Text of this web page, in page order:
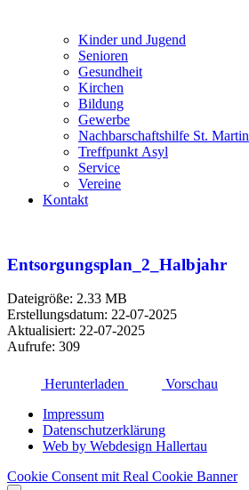
Kinder und Jugend
Senioren
Gesundheit
Kirchen
Bildung
Gewerbe
Nachbarschaftshilfe St. Martin
Treffpunkt Asyl
Service
Vereine
Kontakt
Entsorgungsplan_2_Halbjahr
Dateigröße: 2.33 MB
Erstellungsdatum: 22-07-2025
Aktualisiert: 22-07-2025
Aufrufe: 309
Herunterladen
Vorschau
Impressum
Datenschutzerklärung
Web by Webdesign Hallertau
Cookie Consent mit Real Cookie Banner